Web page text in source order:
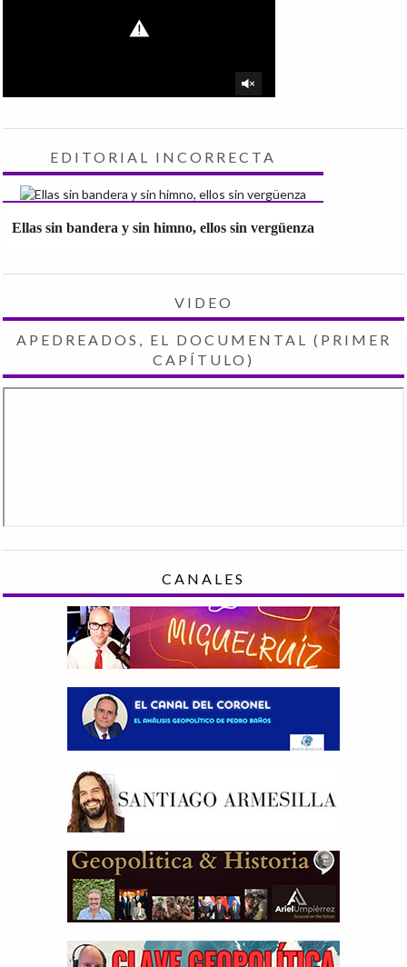
EDITORIAL INCORRECTA
Ellas sin bandera y sin himno, ellos sin vergüenza
VIDEO
APEDREADOS, EL DOCUMENTAL (PRIMER
CAPÍTULO)
CANALES